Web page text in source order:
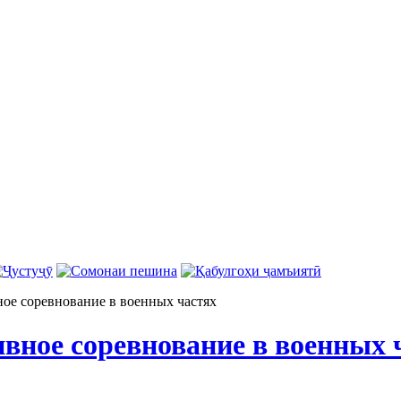
соревнование в военных частях
соревнование в военных